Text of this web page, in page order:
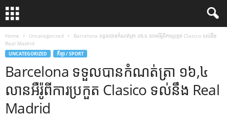
Home Uncategorized
Barcelona ទទួលបានកំណត់ត្រា ១៦,៤ លានអឺរ៉ូពីការប្រកួត Clasico ទល់នឹង
Real Madrid
UNCATEGORIZED កីឡា / SPORT
Barcelona ទទួលបានកំណត់ត្រា ១៦,៤
លានអឺរ៉ូពីការប្រកួត Clasico ទល់នឹង Real
Madrid